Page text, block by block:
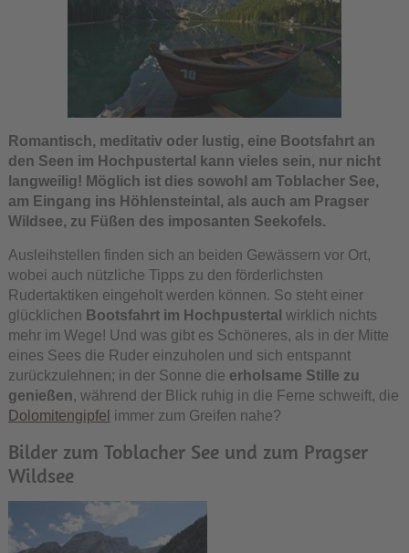
Romantisch, meditativ oder lustig, eine Bootsfahrt an
den Seen im Hochpustertal kann vieles sein, nur nicht
langweilig! Möglich ist dies sowohl am Toblacher See,
am Eingang ins Höhlensteintal, als auch am Pragser
Wildsee, zu Füßen des imposanten Seekofels.
Ausleihstellen finden sich an beiden Gewässern vor Ort,
wobei auch nützliche Tipps zu den förderlichsten
Rudertaktiken eingeholt werden können. So steht einer
glücklichen Bootsfahrt im Hochpustertal wirklich nichts
mehr im Wege! Und was gibt es Schöneres, als in der Mitte
eines Sees die Ruder einzuholen und sich entspannt
zurückzulehnen; in der Sonne die erholsame Stille zu
genießen, während der Blick ruhig in die Ferne schweift, die
Dolomitengipfel immer zum Greifen nahe?
Bilder zum Toblacher See und zum Pragser
Wildsee